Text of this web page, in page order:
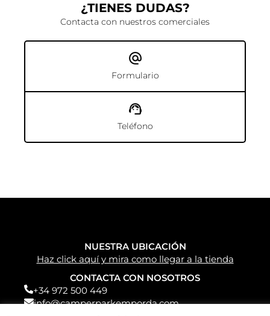
¿TIENES DUDAS?
Contacta con nuestros comerciales
Formulario
Teléfono
NUESTRA UBICACIÓN
Haz click aquí y mira como llegar a la tienda
CONTACTA CON NOSOTROS
+34 972 500 449
info@camperparkemporda.com